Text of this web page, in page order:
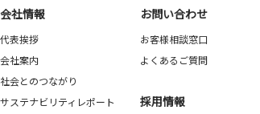
会社情報
代表挨拶
会社案内
社会とのつながり
サステナビリティレポート
お問い合わせ
お客様相談窓口
よくあるご質問
採用情報